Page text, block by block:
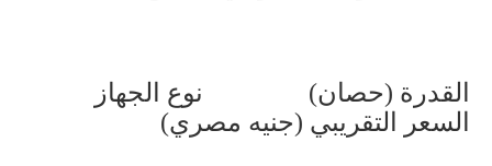
القدرة (حصان)
نوع الجهاز
السعر التقريبي (جنيه مصري)